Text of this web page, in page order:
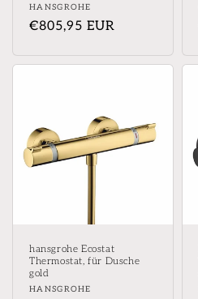
Anbieter:
HANSGROHE
Normaler
€805,95 EUR
hansgrohe Ecostat
Thermostat, für Dusche
gold
Anbieter:
HANSGROHE